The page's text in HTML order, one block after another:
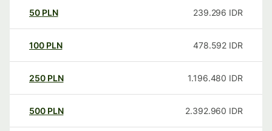
50 PLN 239.296 IDR
100 PLN 478.592 IDR
250 PLN 1.196.480 IDR
500 PLN 2.392.960 IDR